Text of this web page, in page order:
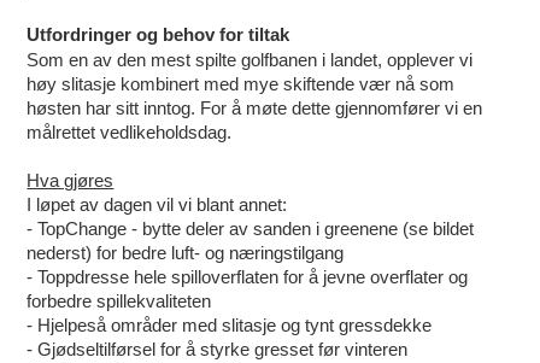
Utfordringer og behov for tiltak
Som en av den mest spilte golfbanen i landet, opplever vi
høy slitasje kombinert med mye skiftende vær nå som
høsten har sitt inntog. For å møte dette gjennomfører vi en
målrettet vedlikeholdsdag.
Hva gjøres
I løpet av dagen vil vi blant annet:
- TopChange - bytte deler av sanden i greenene (se bildet
nederst) for bedre luft- og næringstilgang
- Toppdresse hele spilloverflaten for å jevne overflater og
forbedre spillekvaliteten
- Hjelpeså områder med slitasje og tynt gressdekke
- Gjødseltilførsel for å styrke gresset før vinteren